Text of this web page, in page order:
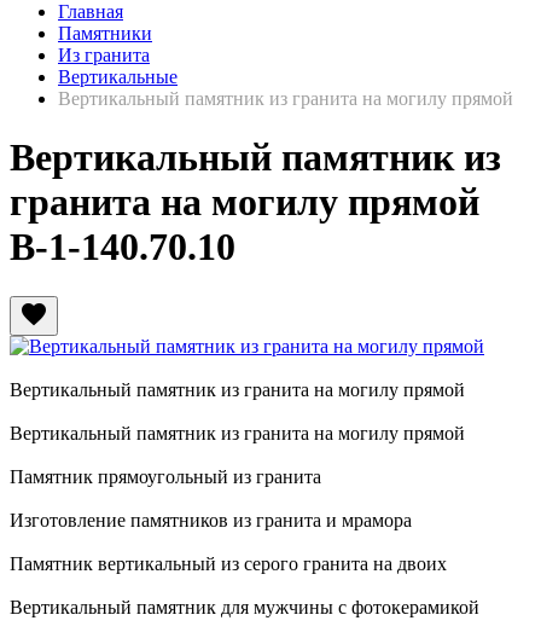
Главная
Памятники
Из гранита
Вертикальные
Вертикальный памятник из гранита на могилу прямой
Вертикальный памятник из
гранита на могилу прямой
В-1-140.70.10
favorite
Вертикальный памятник из гранита на могилу прямой
Вертикальный памятник из гранита на могилу прямой
Памятник прямоугольный из гранита
Изготовление памятников из гранита и мрамора
Памятник вертикальный из серого гранита на двоих
Вертикальный памятник для мужчины с фотокерамикой